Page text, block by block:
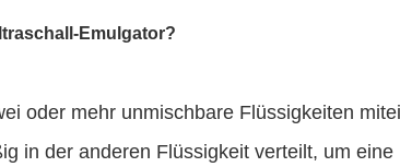
Emulgator?
oder mehr unmischbare Flüssigkeiten
in der anderen Flüssigkeit verteilt, um eine